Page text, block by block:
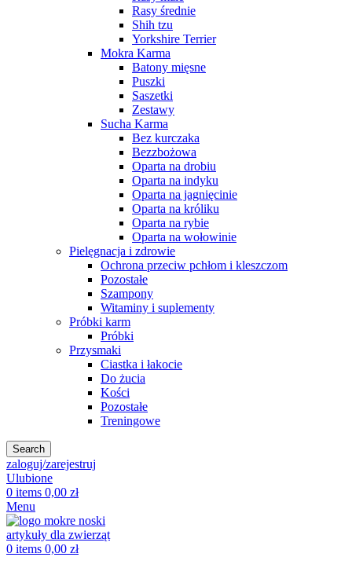
Rasy średnie
Shih tzu
Yorkshire Terrier
Mokra Karma
Batony mięsne
Puszki
Saszetki
Zestawy
Sucha Karma
Bez kurczaka
Bezzbożowa
Oparta na drobiu
Oparta na indyku
Oparta na jagnięcinie
Oparta na króliku
Oparta na rybie
Oparta na wołowinie
Pielęgnacja i zdrowie
Ochrona przeciw pchłom i kleszczom
Pozostałe
Szampony
Witaminy i suplementy
Próbki karm
Próbki
Przysmaki
Ciastka i łakocie
Do żucia
Kości
Pozostałe
Treningowe
Search
zaloguj/zarejestruj
Ulubione
0 items 0,00 zł
Menu
0 items 0,00 zł